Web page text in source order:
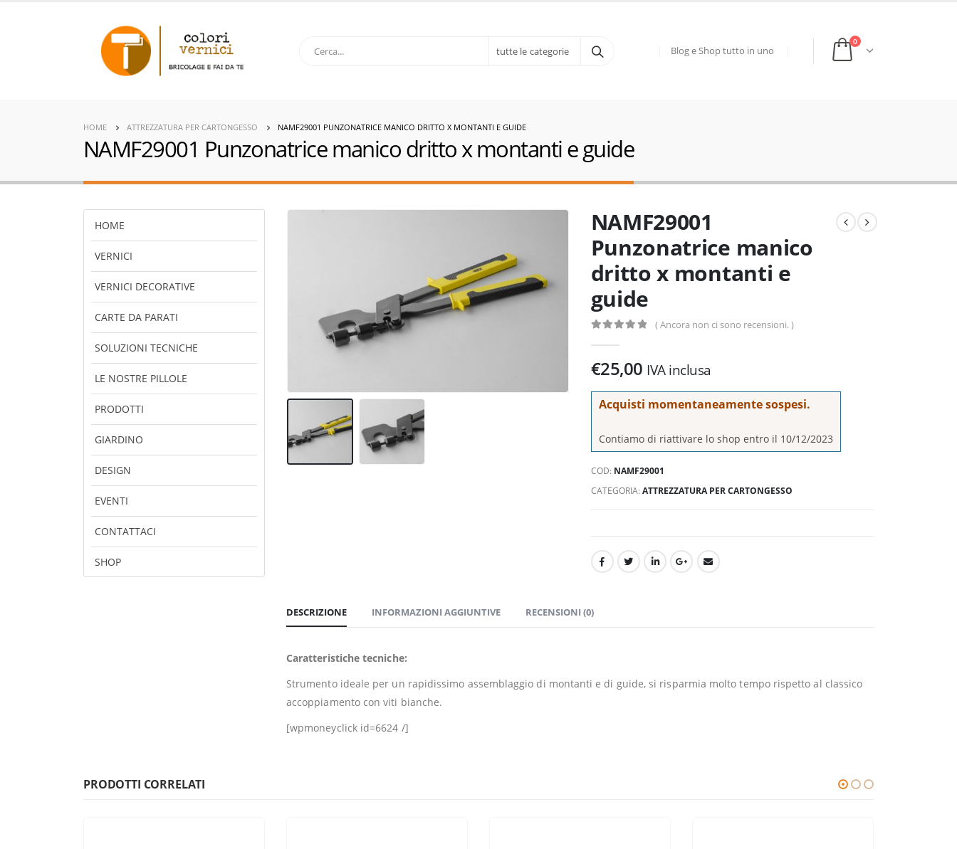
tutte le categorie Blog e Shop tutto in uno
0
HOME ATTREZZATURA PER CARTONGESSO NAMF29001 PUNZONATRICE MANICO DRITTO X MONTANTI E GUIDE
NAMF29001 Punzonatrice manico dritto x montanti e guide
NAMF29001
Punzonatrice manico
dritto x montanti e
guide
( Ancora non ci sono recensioni. )
€25,00 IVA inclusa
Acquisti momentaneamente sospesi.
Contiamo di riattivare lo shop entro il 10/12/2023
COD: NAMF29001
CATEGORIA:ATTREZZATURA PER CARTONGESSO
DESCRIZIONE INFORMAZIONI AGGIUNTIVE RECENSIONI (0)
Caratteristiche tecniche:
Strumento ideale per un rapidissimo assemblaggio di montanti e di guide, si risparmia molto tempo rispetto al classico
accoppiamento con viti bianche.
[wpmoneyclick id=6624 /]
HOME
VERNICI
VERNICI DECORATIVE
CARTE DA PARATI
SOLUZIONI TECNICHE
LE NOSTRE PILLOLE
PRODOTTI
GIARDINO
DESIGN
EVENTI
CONTATTACI
SHOP
PRODOTTI CORRELATI